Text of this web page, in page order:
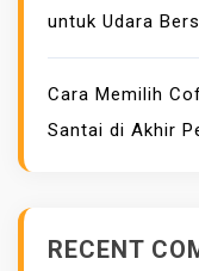
untuk Udara
Cara Memilih
Santai di Akhir
RECENT